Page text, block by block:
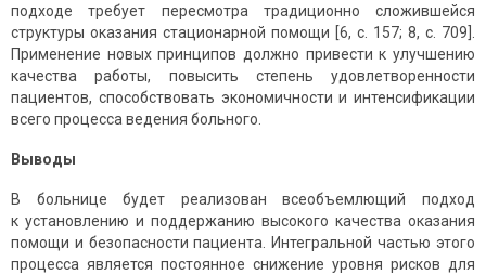
подходе требует пересмотра традиционно сложившейся
структуры оказания стационарной помощи [6, с. 157; 8, с. 709].
Применение новых принципов должно привести к улучшению
качества работы, повысить степень удовлетворенности
пациентов, способствовать экономичности и интенсификации
всего процесса ведения больного.
Выводы
В больнице будет реализован всеобъемлющий подход
к установлению и поддержанию высокого качества оказания
помощи и безопасности пациента. Интегральной частью этого
процесса является постоянное снижение уровня рисков для